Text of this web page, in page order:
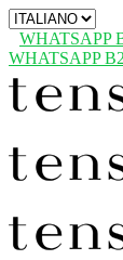
Scegli
una
lingua
WHATSAPP
WHATSAPP